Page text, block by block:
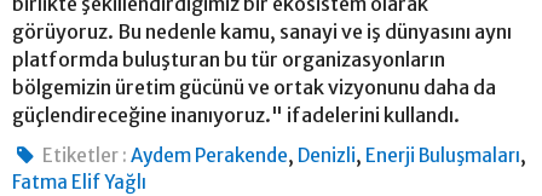
görüyoruz. Bu nedenle kamu, sanayi ve iş dünyasını aynı
platformda buluşturan bu tür organizasyonların
bölgemizin üretim gücünü ve ortak vizyonunu daha da
güçlendireceğine inanıyoruz." ifadelerini kullandı.
Etiketler : Aydem Perakende, Denizli, Enerji Buluşmaları,
Fatma Elif Yağlı